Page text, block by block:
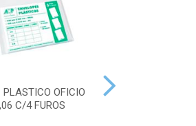
PLASTICO OFICIO
C/4 FUROS